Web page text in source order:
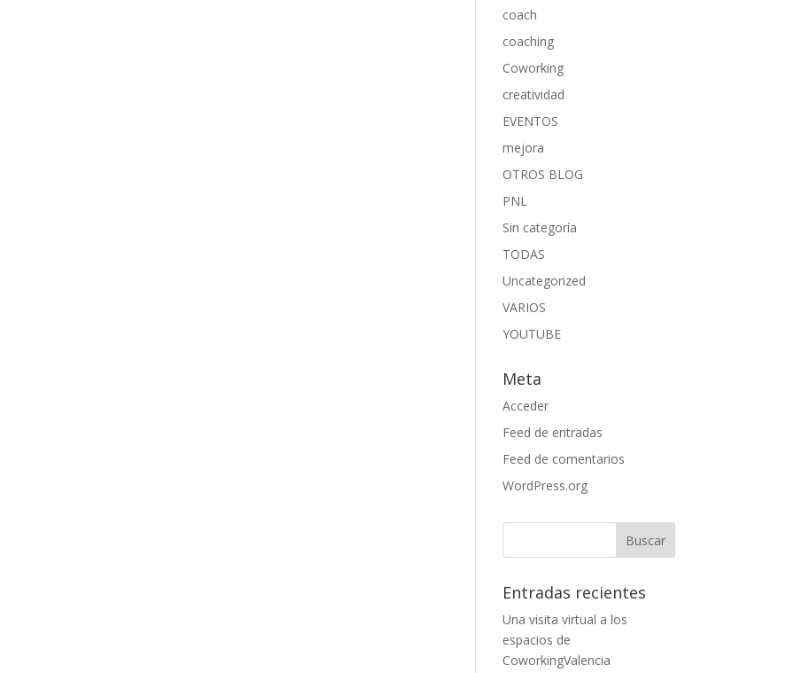
coach
coaching
Coworking
creatividad
EVENTOS
mejora
OTROS BLOG
PNL
Sin categoría
TODAS
Uncategorized
VARIOS
YOUTUBE
Meta
Acceder
Feed de entradas
Feed de comentarios
WordPress.org
Entradas recientes
Una visita virtual a los
espacios de
CoworkingValencia